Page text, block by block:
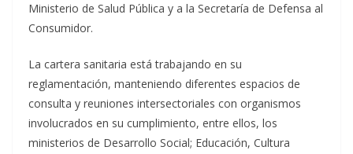
Ministerio de Salud Pública y a la Secretaría de Defensa al
Consumidor.
La cartera sanitaria está trabajando en su
reglamentación, manteniendo diferentes espacios de
consulta y reuniones intersectoriales con organismos
involucrados en su cumplimiento, entre ellos, los
ministerios de Desarrollo Social; Educación, Cultura